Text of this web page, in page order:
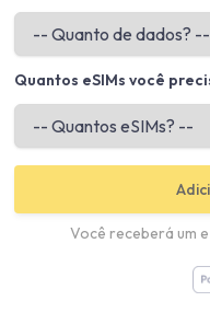
Quantos eSIMs você
Você receberá um